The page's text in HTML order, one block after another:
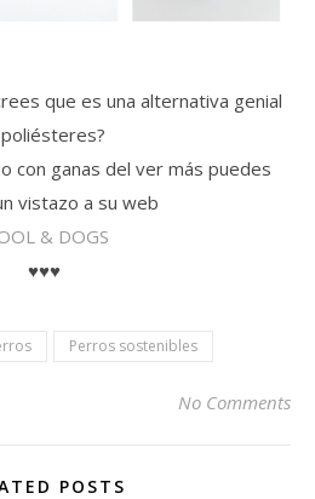
que es una alternativa genial
con ganas del ver más puedes
vistazo a su web
& DOGS
♥♥♥
Perros sostenibles
No Comments
POSTS